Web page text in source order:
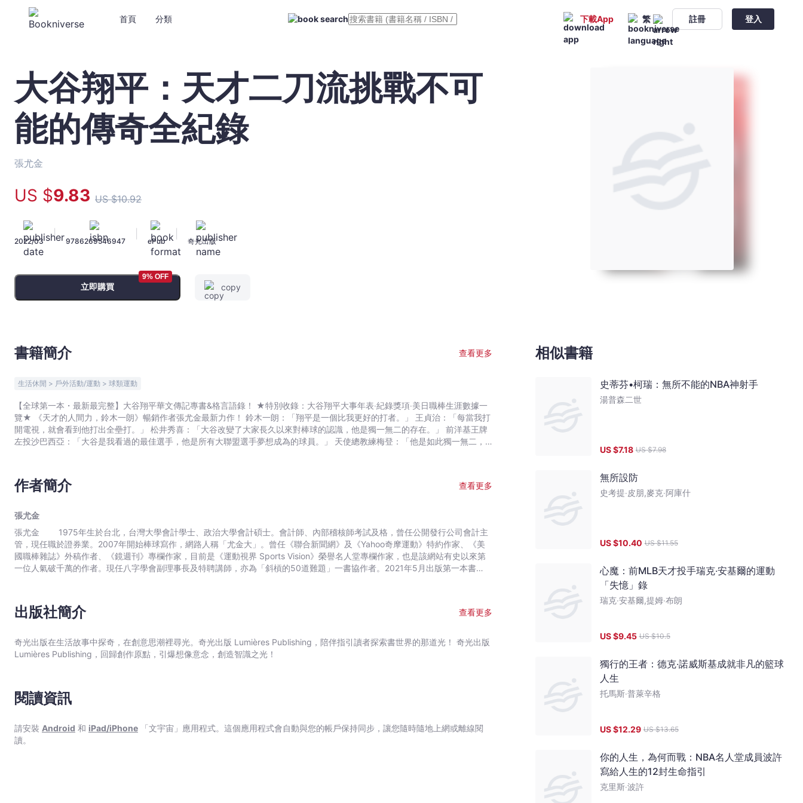
首頁 分類 下載App 繁 註冊 登入
翔
平：
天
才
二
流
挑
戰
不
可
的
奇
錄
-
尤
金
-
文
宇
｜
Bookniverse
大谷翔平：天才二刀流挑戰不可
能的傳奇全紀錄
張尤金
US $9.83 US $10.92
2022/03
|
9786269546947 ePub 奇光出版
立即購買
9% OFF
copy
書籍簡介 查看更多
生活休閒 > 戶外活動/運動 > 球類運動
【全球第一本・最新最完整】大谷翔平華文傳記專書&格言語錄！ ★特別收錄：大谷翔平大事年表‧紀錄獎項‧美日職棒生涯數據一
覽★ 《天才的人間力，鈴木一朗》暢銷作者張尤金最新力作！ 鈴木一朗：「翔平是一個比我更好的打者。」 王貞治：「每當我打
開電視，就會看到他打出全壘打。」 松井秀喜：「大谷改變了大家長久以來對棒球的認識，他是獨一無二的存在。」 前洋基王牌
左投沙巴西亞：「大谷是我看過的最佳選手，他是所有大聯盟選手夢想成為的球員。」 天使總教練梅登：「他是如此獨一無二，
手， 評選為「全球運動史上最偉大的賽季」，一舉斬獲大聯盟年度最佳球員、 美聯年度MVP、指定打擊銀棒獎、大聯盟主席歷史
成就獎等至高榮譽。 本書深入挖掘是投手大谷、也是打者翔平的天才二刀流， 改變美國職棒大聯盟的執行力、逆境力、決斷力、
「全球運動史上最偉大的賽季」，本書完整收錄每支全壘打與每場勝投的「二刀流軌跡」，為不朽的歷史作見證，是獻給鐵粉球迷
日職棒生涯歷程與紀錄獎項。 ◆以大谷翔平的成長金句語錄貫串全書，不局限於棒球，更是人生勵志書。 ◆書末詳附大谷翔平大
事年表‧紀錄獎項‧美日職棒生涯數據一覽，包括2021年「二刀流」球季的全壘打與勝投全紀錄，方便查找參考！ 「要做就做別人做
不到的事。」 「如果你覺得自己做不到，就不會有起點。」 「當你在逆境時做了什麼，這才是最重要的。」 「如果沒有挫折的經
驗，就不會有成功的喜悅。」 「棒球就是這樣一個你只要付諸努力就會得到回報的運動。」 ——大谷翔平 「大谷翔平簡直把大聯
我們何其有幸，能見證這個超越「棒球之神」貝比‧魯斯的歷史時刻。 2021年，美國職棒洛杉磯天使隊大谷翔平的生涯紀錄年，在
大聯盟展現百年難得一見的投打二刀流身手，打擊上締造46轟、100分打點、26次盜壘，投球上投出9勝2敗、防禦率3.18、156
主席歷史成就獎等至高榮譽。 本書翔實記錄大谷翔平家庭教育、棒球啟蒙、人格養成、美日職棒生涯的48則人生篇章，收錄超過
200則經典語錄，期待能讓讀者在閱覽其人生傳記的同時，也能從格言金句中找到化不可能為可能的執行力、逆境力、決斷力、鈍
格、激發潛能的四名棒球教練 ‧麥可喬丹、王貞治、長嶋茂雄、鈴木一朗、松井秀喜、大谷翔平的「次男傳說」 ‧大谷翔、大谷翔
兵、大谷義經……翔平名字的由來？ ‧家庭教育如何形塑大谷翔平的「成長型思維」？ ‧右投的大谷翔平為什麼是左打？小學三年級
育翔平的「野球三原則」 ‧小學打保齡球，為什麼不將手指插入球孔持球？ ‧初中時期的投打偶像是哪兩位大聯盟日籍球星？ ‧初中
三年級擔任棒球隊隊長「欺上瞞下」的糗事 ‧高中一天吃10碗飯的真相 ‧高中設定目標「8球團第一指名」的原因 ‧「大谷翔平游泳
作者簡介 查看更多
張尤金
張尤金 1975年生於台北，台灣大學會計學士、政治大學會計碩士。會計師、內部稽核師考試及格，曾任公開發行公司會計主
管，現任職於證券業。2007年開始棒球寫作，網路人稱「尤金大」。曾任《聯合新聞網》及《Yahoo奇摩運動》特約作家、《美
國職棒雜誌》外稿作者、《鏡週刊》專欄作家，目前是《運動視界 Sports Vision》榮譽名人堂專欄作家，也是該網站有史以來第
一位人氣破千萬的作者。現任八字學會副理事長及特聘講師，亦為「斜槓的50道難題」一書協作者。2021年5月出版第一本書
出版社簡介 查看更多
奇光出版在生活故事中探奇，在創意思潮裡尋光。奇光出版 Lumières Publishing，陪伴指引讀者探索書世界的那道光！ 奇光出版
Lumières Publishing，回歸創作原點，引爆想像意念，創造智識之光！
閱讀資訊
請安裝 Android 和 iPad/iPhone 「文宇宙」應用程式。這個應用程式會自動與您的帳戶保持同步，讓您隨時隨地上網或離線閱
讀。
相似書籍
史蒂芬•柯瑞：無所不能的NBA神射手
湯普森二世
US $7.18 US $7.98
無所設防
史考提‧皮朋,麥克‧阿庫什
US $10.40 US $11.55
心魔：前MLB天才投手瑞克‧安基爾的運動
「失憶」錄
瑞克‧安基爾,提姆‧布朗
US $9.45 US $10.5
獨行的王者：德克‧諾威斯基成就非凡的籃球
人生
托馬斯‧普萊辛格
US $12.29 US $13.65
你的人生，為何而戰：NBA名人堂成員波許
寫給人生的12封生命指引
克里斯‧波許